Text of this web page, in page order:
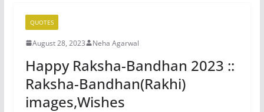
b
o
o
k
n
QUOTES
August 28, 2023 Neha Agarwal
Happy Raksha-Bandhan 2023 ::
Raksha-Bandhan(Rakhi)
images,Wishes